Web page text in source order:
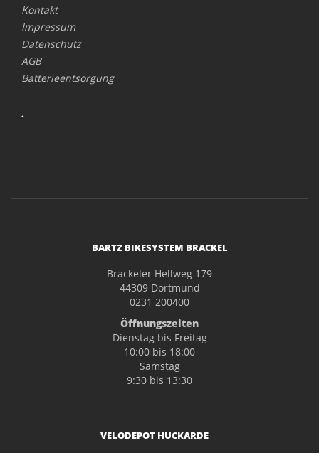
Kontakt
Impressum
Datenschutz
AGB
Batterieentsorgung
.
BARTZ BIKESYSTEM BRACKEL
Brackeler Hellweg 179
44309 Dortmund
0231 200400
Öffnungszeiten
Dienstag bis Freitag
10:00 bis 18:00
Samstag
9:30 bis 13:30
VELODEPOT HUCKARDE